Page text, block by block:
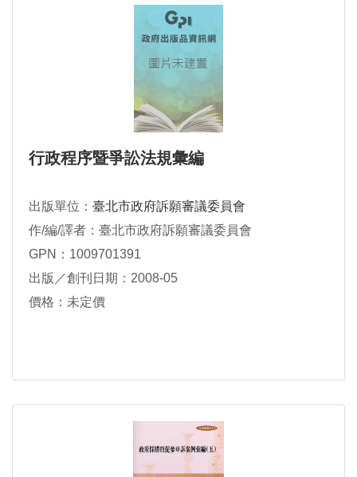
行政程序暨爭訟法規彙編
出版單位： 臺北市政府訴願審議委員會
作/編/譯者：臺北市政府訴願審議委員會
GPN：1009701391
出版／創刊日期：2008-05
價格：未定價